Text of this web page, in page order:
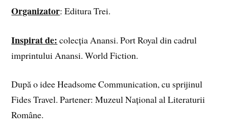
Organizator: Editura Trei.
Inspirat de: colecția Anansi. Port Royal din cadrul
imprintului Anansi. World Fiction.
După o idee Headsome Communication, cu sprijinul
Fides Travel. Partener: Muzeul Național al Literaturii
Române.